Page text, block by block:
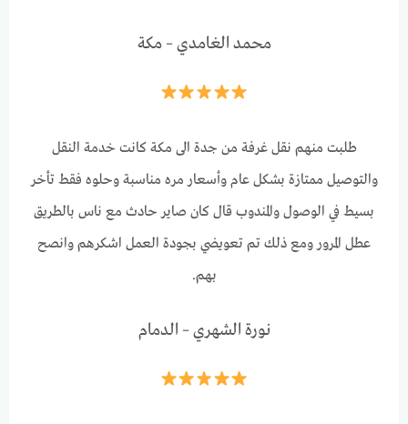
محمد الغامدي – مكة
طلبت منهم نقل غرفة من جدة الى مكة كانت خدمة النقل
والتوصيل ممتازة بشكل عام وأسعار مره مناسبة وحلوه فقط تأخر
بسيط في الوصول والمندوب قال كان صاير حادث مع ناس بالطريق
عطل المرور ومع ذلك تم تعويضي بجودة العمل اشكرهم وانصح
بهم.
نورة الشهري – الدمام